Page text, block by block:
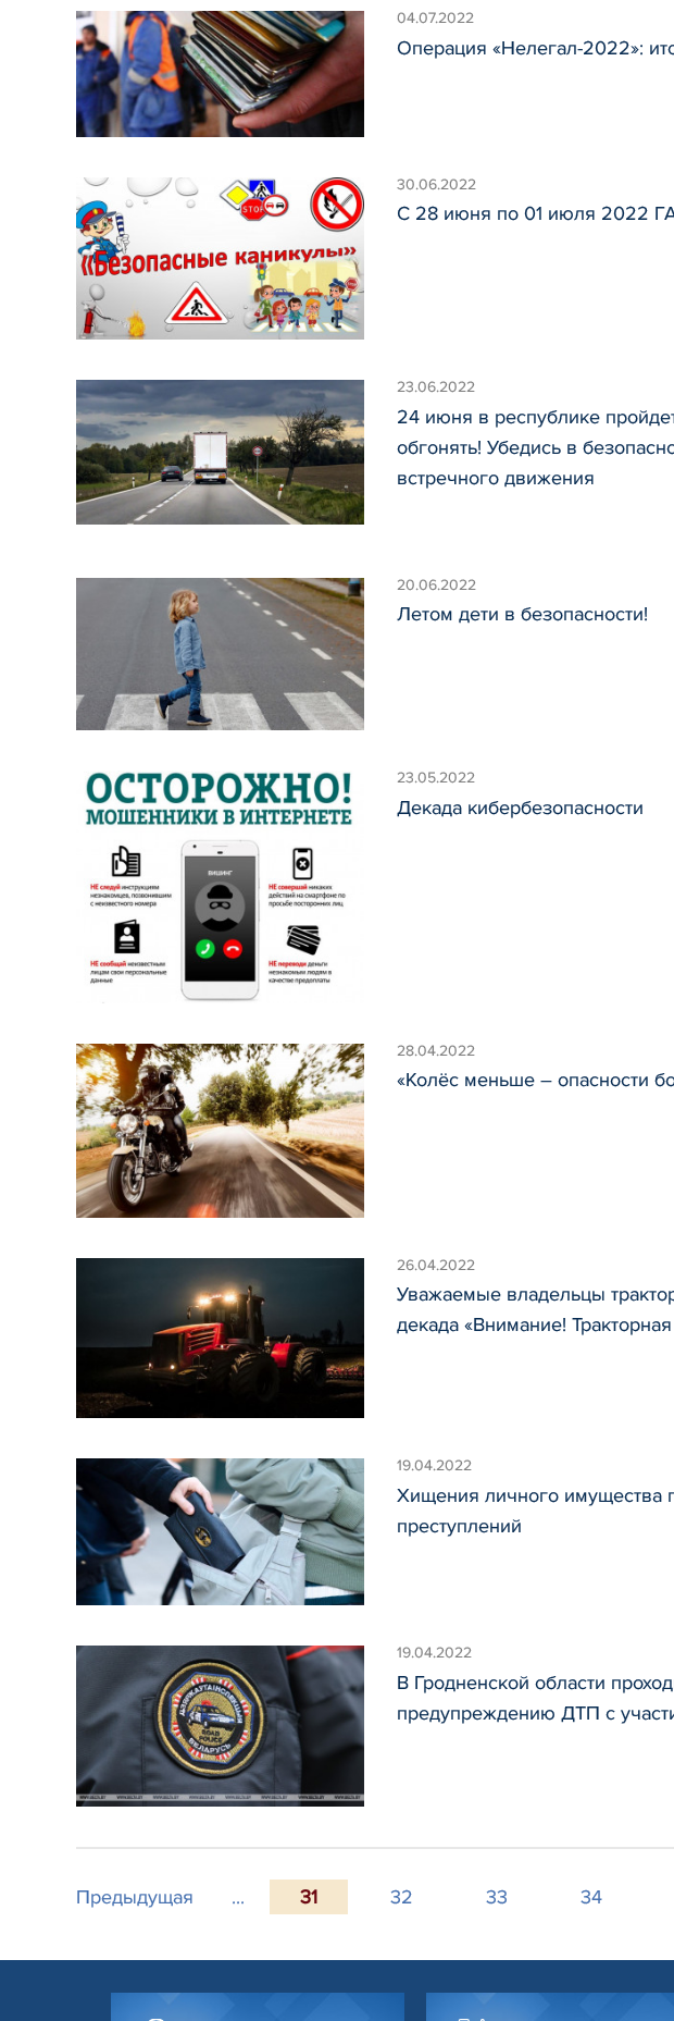
04.07.2022
Операция «Нелегал-2022»:
30.06.2022
С 28 июня по 01 июля 2022
23.06.2022
24 июня в республике
обгонять! Убедись в
встречного движения
20.06.2022
Летом дети в безопасности!
23.05.2022
Декада кибербезопасности
28.04.2022
«Колёс меньше – опасности
26.04.2022
Уважаемые владельцы
декада «Внимание!
19.04.2022
Хищения личного имущества
преступлений
19.04.2022
В Гродненской области
предупреждению ДТП с
Предыдущая ... 31 32 33 34